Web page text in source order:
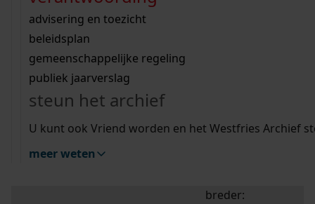
bouwvergunningen
omgevingsvergunningen
vergunningen
beeld en geluid
uitleg nodig?
Wij helpen u op weg met een aantal zoektips.
bekijk alle zoektips
Wij helpen u op weg met een aantal zoektips.
bekijk alle zoektips
bekijk ons geschiedenislokaal
advisering en toezicht
beleidsplan
gemeenschappelijke regeling
publiek jaarverslag
steun het archief
U kunt ook Vriend worden en het Westfries Archief
meer weten
zoektips
Mijn Studiezaal (inloggen)
uw zoekopdracht te
breder: